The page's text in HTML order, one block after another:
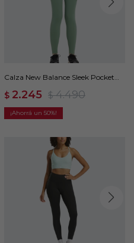
Calza New Balance Sleek Pocket
$ 2.245 $ 4.490
50